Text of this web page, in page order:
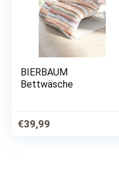
BIERBAUM
Bettwäsche
€39,99